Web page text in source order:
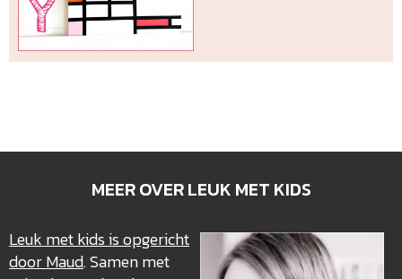
MEER OVER LEUK MET KIDS
Leuk met kids is opgericht
door Maud. Samen met